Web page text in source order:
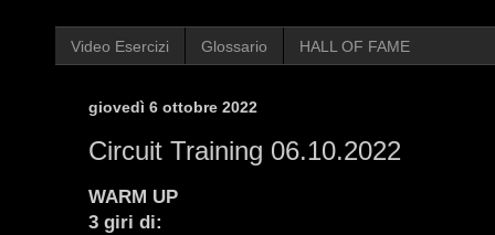
Video Esercizi Glossario HALL OF FAME
giovedì 6 ottobre 2022
Circuit Training 06.10.2022
WARM UP
3 giri di: